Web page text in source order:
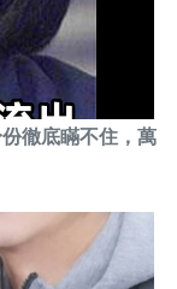
徹底瞞不住，萬